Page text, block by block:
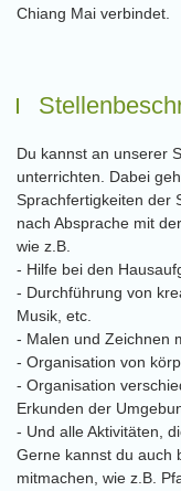
Chiang Mai verbindet.
Du kannst an unserer
unterrichten. Dabei
Sprachfertigkeiten der
nach Absprache mit
wie z.B.
- Hilfe bei den
- Durchführung von
Musik, etc.
- Malen und Zeichnen
- Organisation von
- Organisation
Erkunden der
- Und alle Aktivitäten,
Gerne kannst du auch
mitmachen, wie z.B.